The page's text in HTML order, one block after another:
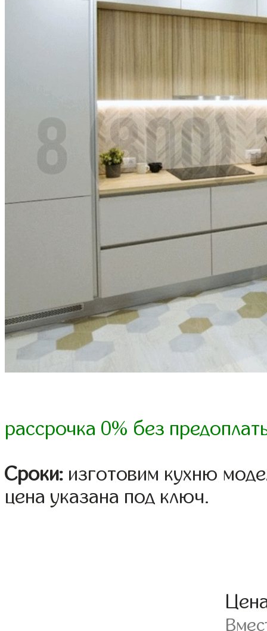
рассрочка 0% без
Сроки: изготовим кухню
цена указана под ключ.